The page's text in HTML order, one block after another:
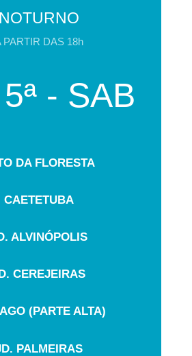
NOTURNO
PARTIR DAS 18h
- SAB
DA FLORESTA
CAETETUBA
ALVINÓPOLIS
CEREJEIRAS
(PARTE ALTA)
PALMEIRAS